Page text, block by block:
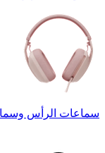
سماعات الرأس